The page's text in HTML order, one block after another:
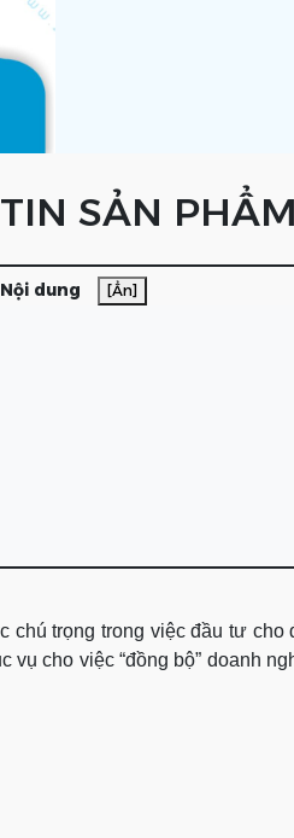
SẢN PHẨM
Nội dung [Ẩn]
trọng trong việc đầu tư
vụ cho việc “đồng bộ” doanh